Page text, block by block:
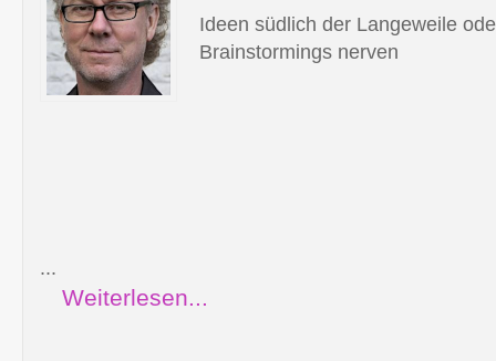
Ideen südlich der Langeweile
Brainstormings nerven
...
Weiterlesen...